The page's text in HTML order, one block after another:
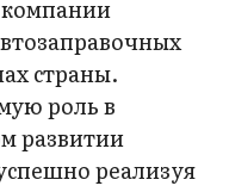
компании
страны.
роль в
развитии
реализуя